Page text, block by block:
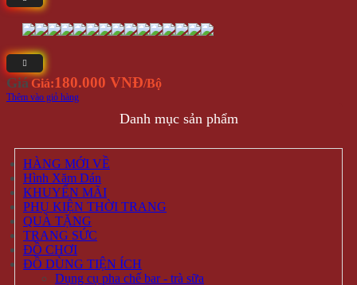
Giá Giá:180.000 VNĐ/Bộ
Thêm vào giỏ hàng
Danh mục sản phẩm
HÀNG MỚI VỀ
Hình Xăm Dán
KHUYẾN MÃI
PHỤ KIỆN THỜI TRANG
QUÀ TẶNG
TRANG SỨC
ĐỒ CHƠI
ĐỒ DÙNG TIỆN ÍCH
Dụng cụ pha chế bar - trà sữa